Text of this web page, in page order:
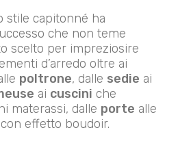
stile capitonné ha
che non teme
scelto per impreziosire
d’arredo oltre ai
poltrone, dalle sedie ai
ai cuscini che
materassi, dalle porte alle
effetto boudoir.